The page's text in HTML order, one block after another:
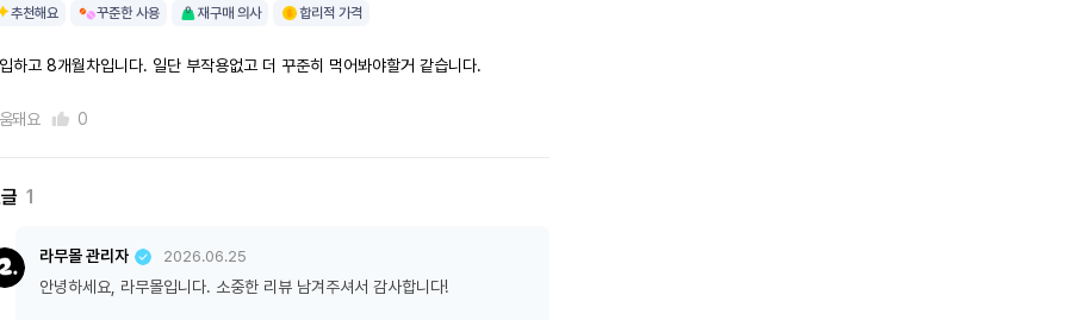
추천해요 꾸준한 사용 재구매 의사 합리적 가격
하고 8개월차입니다. 일단 부작용없고 더 꾸준히 먹어봐야할거 같습니다.
돼요 0
1
라무몰 관리자 2026.06.25
안녕하세요, 라무몰입니다. 소중한 리뷰 남겨주셔서 감사합니다!